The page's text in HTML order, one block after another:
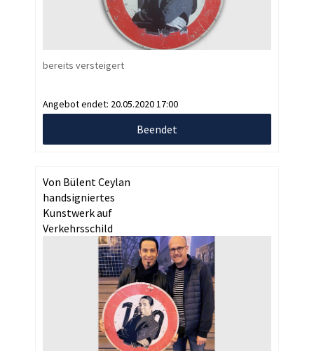
bereits versteigert
Angebot endet: 20.05.2020 17:00
Beendet
Von Bülent Ceylan
handsigniertes
Kunstwerk auf
Verkehrsschild